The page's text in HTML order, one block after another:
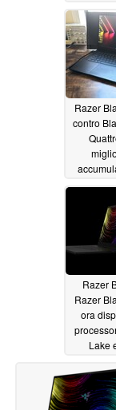
Razer
contro
Razer
Razer
ora
Lake